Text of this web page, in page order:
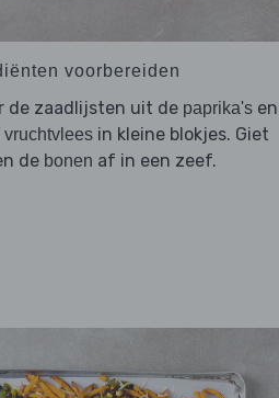
voorbereiden
de zaadlijsten uit de paprika'sen
vruchtvleesin kleine blokjes. Giet
de bonen af in een zeef.